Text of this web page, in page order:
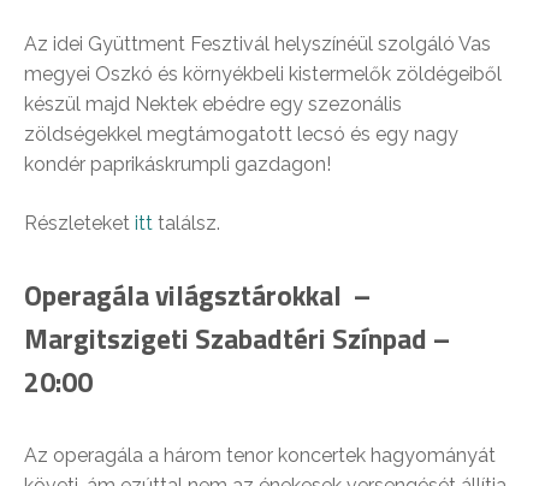
Az idei Gyüttment Fesztivál helyszínéül szolgáló Vas
megyei Oszkó és környékbeli kistermelők zöldégeiből
készül majd Nektek ebédre egy szezonális
zöldségekkel megtámogatott lecsó és egy nagy
kondér paprikáskrumpli gazdagon!
Részleteket itt találsz.
Operagála világsztárokkal –
Margitszigeti Szabadtéri Színpad –
20:00
Az operagála a három tenor koncertek hagyományát